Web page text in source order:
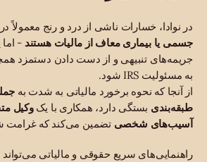
در نوادا، خسارات ناشی از درد و رنج معمولاً
جسمی یا بیماری معاف از مالیات هستند -
جریمه‌های تنبیهی و از دست دادن دستمزد
به مسئولیت IRS شود.
از آنجا که نحوه برخورد مالیاتی به شدت به
طبقه‌بندی بستگی دارد، همکاری با یکوکیل
آسیب‌های شخصی تضمین می‌کند که غرامت
راهنمایی‌های سریع حقوقی و مالیاتی می‌تواند